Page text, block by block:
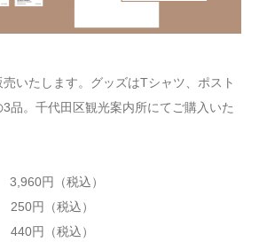
いたします。グッズはTシャツ、ポスト
品。千代田区観光案内所にてご購入いた
円（税込）
円（税込）
円（税込）